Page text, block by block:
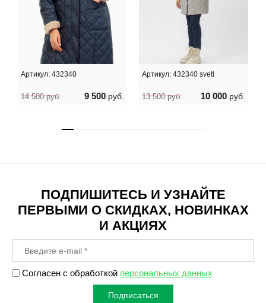
Артикул: 432340
14 500руб. 9 500 руб.
Артикул: 432340 svetl
13 500руб. 10 000 руб.
ПОДПИШИТЕСЬ И УЗНАЙТЕ
ПЕРВЫМИ О СКИДКАХ, НОВИНКАХ
И АКЦИЯХ
Согласен с обработкой персональных данных
Подписаться